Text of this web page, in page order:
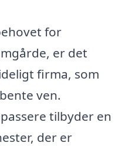
for
er det
firma, som
ven.
tilbyder en
der er